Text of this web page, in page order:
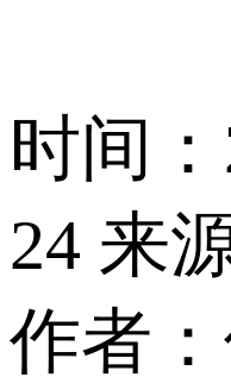
时间
24 来
作者